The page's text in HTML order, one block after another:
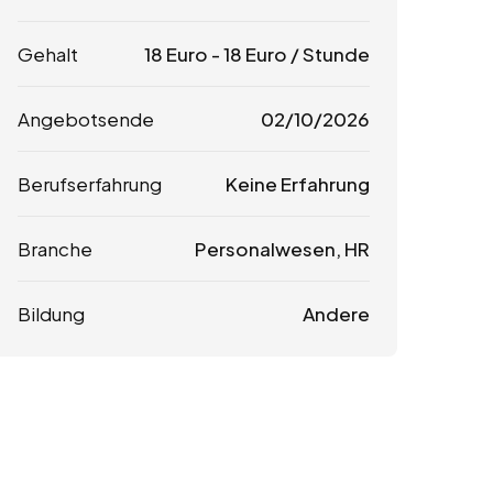
Gehalt 18 Euro -18 Euro / Stunde
Angebotsende 02/10/2026
Berufserfahrung Keine Erfahrung
Branche Personalwesen, HR
Bildung Andere